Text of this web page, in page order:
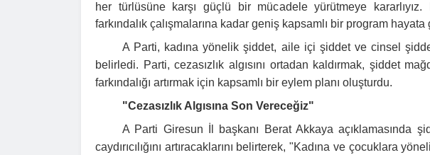
her türlüsüne karşı güçlü bir mücadele yürütmeye kararlıyız.
farkındalık çalışmalarına kadar geniş kapsamlı bir program
A Parti, kadına yönelik şiddet, aile içi şiddet ve cinsel
belirledi. Parti, cezasızlık algısını ortadan kaldırmak, şiddet
farkındalığı artırmak için kapsamlı bir eylem planı oluşturdu.
"Cezasızlık Algısına Son Vereceğiz"
A Parti Giresun İl başkanı Berat Akkaya açıklamasında
caydırıcılığını artıracaklarını belirterek, "Kadına ve çocuklara